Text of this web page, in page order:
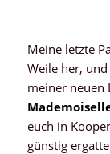
Meine letzte
Weile her,
meiner neuen
euch in
günstig